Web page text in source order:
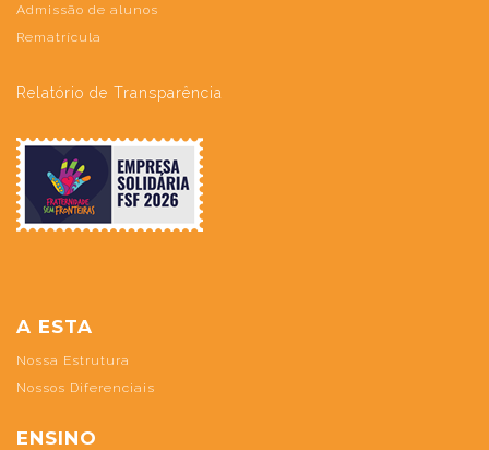
Admissão de alunos
Rematrícula
Relatório de Transparência
A ESTA
Nossa Estrutura
Nossos Diferenciais
ENSINO